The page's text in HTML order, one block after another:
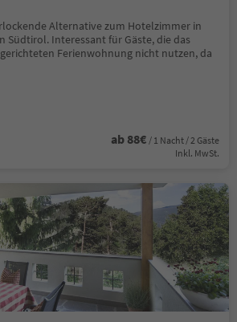
Alternative zum Hotelzimmer in
Südtirol. Interessant für Gäste, die das
Ferienwohnung nicht nutzen, da
ab 88€ / 1 Nacht / 2 Gäste
Inkl. MwSt.